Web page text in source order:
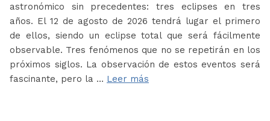
astronómico sin precedentes: tres eclipses en tres
años. El 12 de agosto de 2026 tendrá lugar el primero
de ellos, siendo un eclipse total que será fácilmente
observable. Tres fenómenos que no se repetirán en los
próximos siglos. La observación de estos eventos será
fascinante, pero la … Leer más